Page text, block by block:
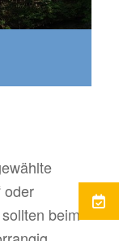
oder
beim